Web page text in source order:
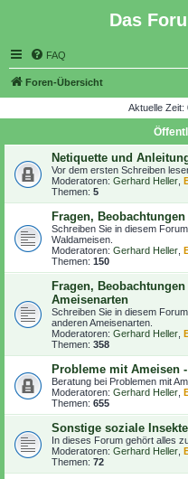
Das
FAQ
Foren-Übersicht
Aktuelle Zeit:
Netiquette und
Vor dem ersten Schreiben
Moderatoren: Gerhard Heller
Themen: 5
Fragen,
Schreiben Sie in diesem
Waldameisen.
Moderatoren: Gerhard Heller
Themen: 150
Fragen,
Ameisenarten
Schreiben Sie in diesem
anderen Ameisenarten.
Moderatoren: Gerhard Heller
Themen: 358
Probleme mit Ameisen
Beratung bei Problemen mit
Moderatoren: Gerhard Heller
Themen: 655
Sonstige soziale
In dieses Forum gehört alles
Moderatoren: Gerhard Heller
Themen: 72